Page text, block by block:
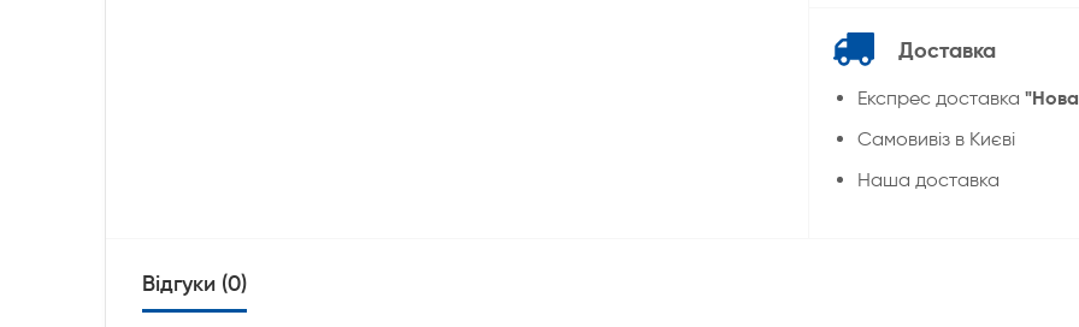
Доставка
Експрес доставка
Cамовивіз в Києві
Наша доставка
Відгуки (0)